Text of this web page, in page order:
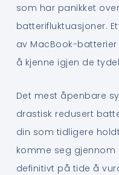
som har panikket
batterifluktuasjoner.
av MacBook-
å kjenne igjen de
Det mest åpenbare
drastisk redusert
din som tidligere
komme seg gjennom
definitivt på tide å